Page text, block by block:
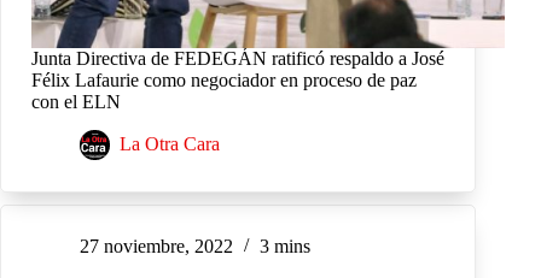
Junta Directiva de FEDEGÁN ratificó respaldo a José
Félix Lafaurie como negociador en proceso de paz
con el ELN
La Otra Cara
27 noviembre, 2022 3 mins